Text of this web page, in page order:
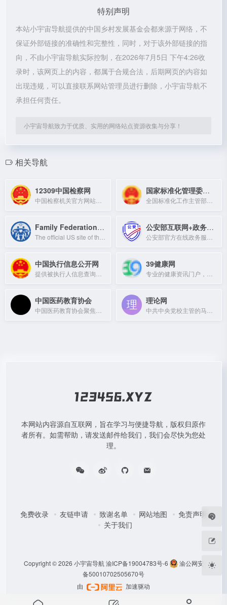
特别声明
本站小宇宙导航提供的中国乡村发展基金会都来源于网络，不
保证外部链接的准确性和完整性，同时，对于该外部链接的指
向，不由小宇宙导航实际控制，在2026年7月5日 下午4:26收
录时，该网页上的内容，都属于合规合法，后期网页的内容如
出现违规，可以直接联系网站管理员进行删除，小宇宙导航不
承担任何责任。
小宇宙导航致力于优质、实用的网络站点资源收集与分享！
相关导航
12309中国检察网 国家标准化管理委员会
Family Federation USA 公安部互联网+政务服务平台
中国执行信息公开网 39健康网
中国医药教育协会 理论网
本网站内容源自互联网，旨在学习与便捷导航，版权归原作
者所有。如需帮助，请发送邮件给我们，我们会尽快为您处
理。
免费收录 友链申请 致谢名单 网站地图
免责声明
关于我们
Copyright © 2026 小宇宙导航 渝ICP备19004783号-6
渝公网安
备50010702505670号
由
加速驱动